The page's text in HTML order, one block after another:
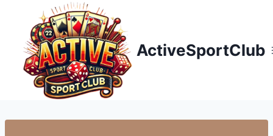
obsah
ActiveSportClub